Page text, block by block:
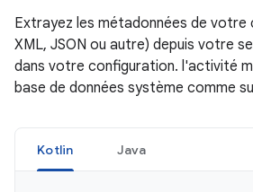
Extrayez les métadonnées de votre
XML, JSON ou autre) depuis votre
dans votre configuration. l'activité
base de données système comme
Kotlin Java